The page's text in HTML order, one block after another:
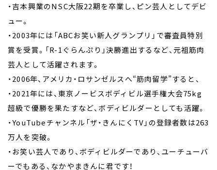
・吉本興業のNSC大阪22期を卒業し、ピン芸人としてデビ
ュー。
・2003年には「ABCお笑い新人グランプリ」で審査員特別
賞を受賞。「R-1ぐらんぷり」決勝進出するなど、元祖筋肉
芸人として活躍されます。
・2006年、アメリカ・ロサンゼルスへ“筋肉留学”すると、
・2021年には、東京ノービスボディビル選手権大会75kg
超級で優勝を果たすなど、ボディビルダーとしても活躍。
・YouTubeチャンネル「ザ・きんにくTV」の登録者数は263
万人を突破。
・お笑い芸人であり、ボディビルダーであり、ユーチューバ
ーでもある、なかやまきんに君です！